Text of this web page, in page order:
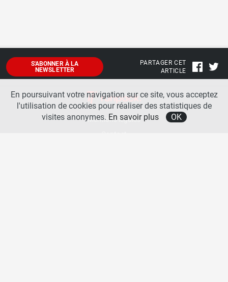
S'ABONNER À LA
NEWSLETTER
PARTAGER CET
ARTICLE
Mentions légales
En poursuivant votre navigation sur ce site, vous acceptez
l'utilisation de cookies pour réaliser des statistiques de
visites anonymes. En savoir plus OK